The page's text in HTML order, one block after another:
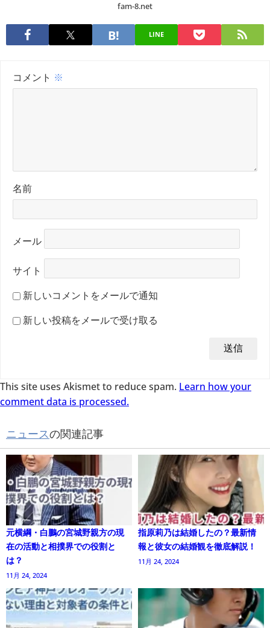
fam-8.net
LINE
コメント ※
名前
メール
サイト
新しいコメントをメールで通知
新しい投稿をメールで受け取る
This site uses Akismet to reduce spam. Learn how your
comment data is processed.
ニュースの関連記事
元横綱・白鵬の宮城野親方の現
在の活動と相撲界での役割と
は？
11月 24, 2024
指原莉乃は結婚したの？最新情
報と彼女の結婚観を徹底解説！
11月 24, 2024